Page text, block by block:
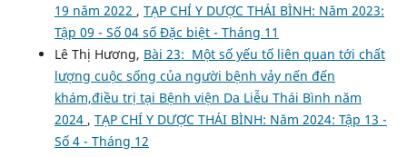
19 năm 2022 , TẠP CHÍ Y DƯỢC THÁI BÌNH: Năm 2023:
Tập 09 - Số 04 số Đặc biệt - Tháng 11
Lê Thị Hương, Bài 23: Một số yếu tố liên quan tới chất
lượng cuộc sống của người bệnh vảy nến đến
khám,điều trị tại Bệnh viện Da Liễu Thái Bình năm
2024 , TẠP CHÍ Y DƯỢC THÁI BÌNH: Năm 2024: Tập 13 -
Số 4 - Tháng 12